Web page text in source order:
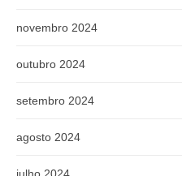
novembro 2024
outubro 2024
setembro 2024
agosto 2024